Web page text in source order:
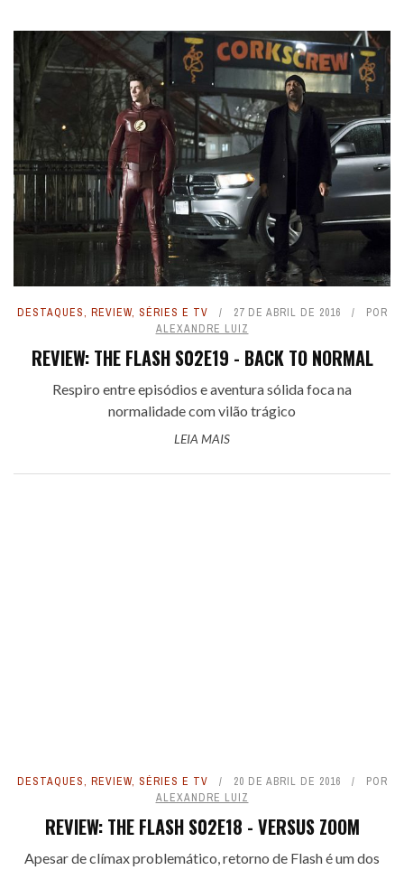
DESTAQUES, REVIEW, SÉRIES E TV 27 DE ABRIL DE 2016
POR
ALEXANDRE LUIZ
REVIEW: THE FLASH S02E19 - BACK TO NORMAL
Respiro entre episódios e aventura sólida foca na
normalidade com vilão trágico
LEIA MAIS
DESTAQUES, REVIEW, SÉRIES E TV 20 DE ABRIL DE 2016
POR
ALEXANDRE LUIZ
REVIEW: THE FLASH S02E18 - VERSUS ZOOM
Apesar de clímax problemático, retorno de Flash é um dos